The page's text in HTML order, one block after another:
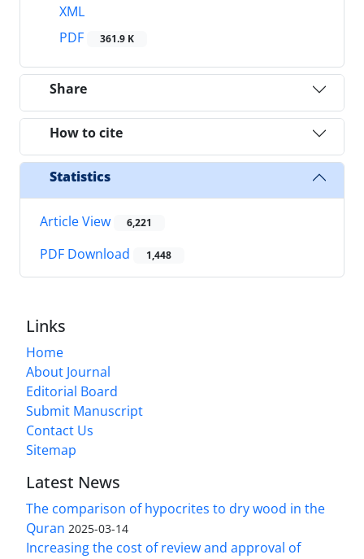
XML
PDF
361.9 K
Share
How to cite
Statistics
Article View 6,221
PDF Download 1,448
Links
Home
About Journal
Editorial Board
Submit Manuscript
Contact Us
Sitemap
Latest News
The comparison of hypocrites to dry wood in the
Quran 2025-03-14
Increasing the cost of review and approval of